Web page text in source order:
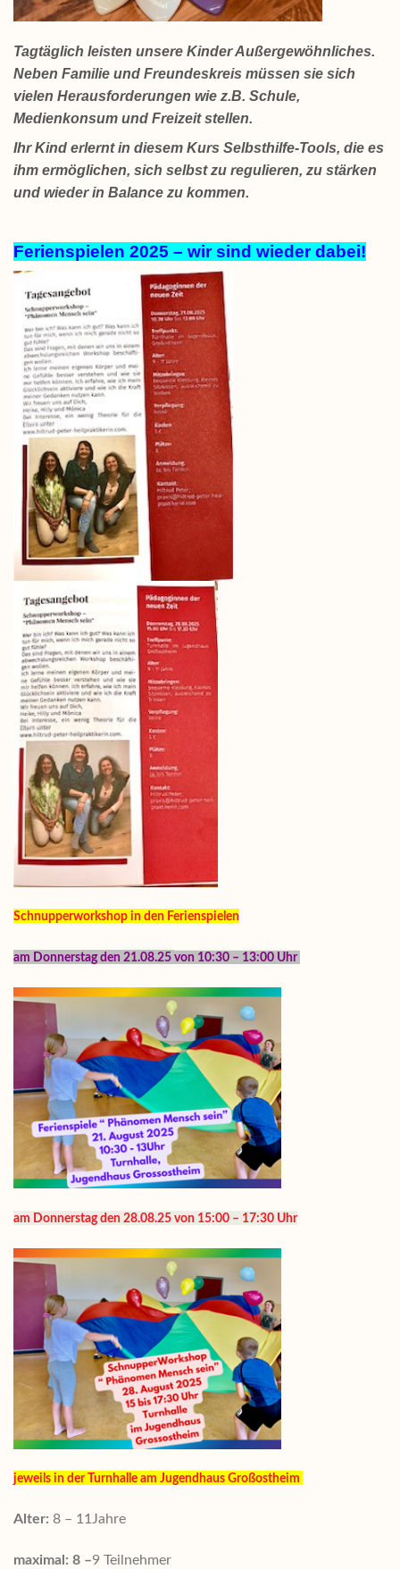
Tagtäglich leisten unsere Kinder Außergewöhnliches.
Neben Familie und Freundeskreis müssen sie sich
vielen Herausforderungen wie z.B. Schule,
Medienkonsum und Freizeit stellen.
Ihr Kind erlernt in diesem Kurs Selbsthilfe-Tools, die es
ihm ermöglichen, sich selbst zu regulieren, zu stärken
und wieder in Balance zu kommen.
Ferienspielen 2025 – wir sind wieder dabei!
Schnupperworkshop in den Ferienspielen
am Donnerstag den 21.08.25 von 10:30 – 13:00 Uhr
am Donnerstag den 28.08.25 von 15:00 – 17:30 Uhr
jeweils in der Turnhalle am Jugendhaus Großostheim
Alter: 8 – 11Jahre
maximal: 8 –9 Teilnehmer